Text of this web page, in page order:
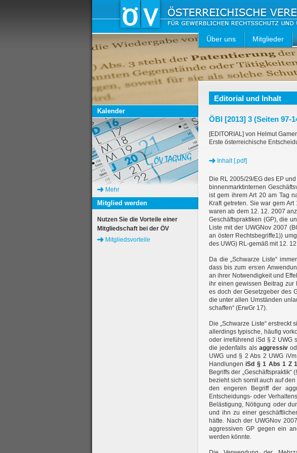
Über uns Mitglieder
Editorial und Inhalt
ÖBl [2013] 3 (Seiten 97-
[EDITORIAL] von Helmut
Erste österreichische
Inhalt [.pdf]
Die RL 2005/29/EG des EP
binnenmarktinternen
ist gem ihrem Art 20 am Tag
Kraft getreten. Sie war gem
waren ab dem 12. 12. 2007
Geschäftspraktiken (GP), die
Liste mit der UWGNov 2007
an österr Rechtsbegriffe1))
des UWG) RL-gemäß mit 12.
Da die „Schwarze Liste“
dass bis zum ersten
an ihrer Notwendigkeit und
ihr einen gewissen Beitrag zur
es doch der Gesetzgeber des
die unter allen Umständen
schaffen“ (ErwGr 17).
Die „Schwarze Liste“ erstreckt
allerdings typische, häufig
oder irreführend iSd § 2 UWG
die jedenfalls als aggressiv
UWG und § 2 Abs 2 UWG
HandlungeniSd § 1 Abs 1 Z
Begriffs der
bezieht sich somit auch auf den
den engeren Begriff der
Entscheidungs- oder
Belästigung, Nötigung oder
und ihn zu einer
hätte. Nach der UWGNov
aggressiven GP gegen ein
werden könnte.
Kalender
Mehr
Mitglied werden
Nutzen Sie die Vorteile einer
Mitgliedschaft bei der ÖV
Mitgliedsvorteile